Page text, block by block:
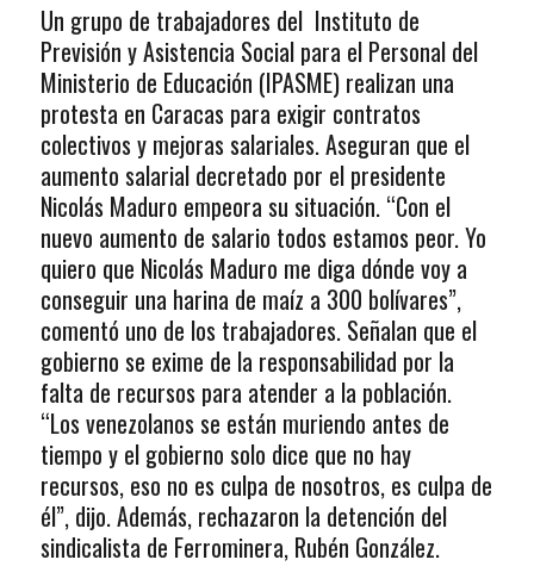
Un grupo de trabajadores del Instituto de
Previsión y Asistencia Social para el Personal del
Ministerio de Educación (IPASME) realizan una
protesta en Caracas para exigir contratos
colectivos y mejoras salariales. Aseguran que el
aumento salarial decretado por el presidente
Nicolás Maduro empeora su situación. “Con el
nuevo aumento de salario todos estamos peor. Yo
quiero que Nicolás Maduro me diga dónde voy a
conseguir una harina de maíz a 300 bolívares”,
comentó uno de los trabajadores. Señalan que el
gobierno se exime de la responsabilidad por la
falta de recursos para atender a la población.
“Los venezolanos se están muriendo antes de
tiempo y el gobierno solo dice que no hay
recursos, eso no es culpa de nosotros, es culpa de
él”, dijo. Además, rechazaron la detención del
sindicalista de Ferrominera, Rubén González.